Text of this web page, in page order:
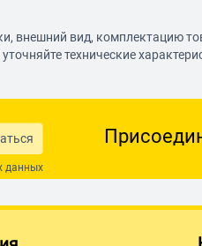
покупатель
маленький. Площадь и объем я и
внешний вид, комплектацию
технические
данных